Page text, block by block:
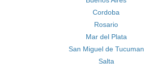
Cordoba
Rosario
Mar del Plata
San Miguel de Tucuman
Salta